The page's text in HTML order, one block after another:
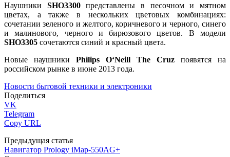
Наушники SHO3300представлены в песочном и мятном
цветах, а также в нескольких цветовых комбинациях:
сочетании зеленого и желтого, коричневого и черного, синего
и малинового, черного и бирюзового цветов. В модели
SHO3305 сочетаются синий и красный цвета.
Новые наушники Philips O‘Neill The Cruz появятся на
российском рынке в июне 2013 года.
Новости бытовой техники и электроники
Поделиться
VK
Telegram
Copy URL
Предыдущая статья
Навигатор Prology iMap-550AG+